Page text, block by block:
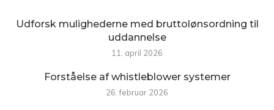
Udforsk mulighederne med bruttolønsordning til
uddannelse
11. april 2026
Forståelse af whistleblower systemer
26. februar 2026